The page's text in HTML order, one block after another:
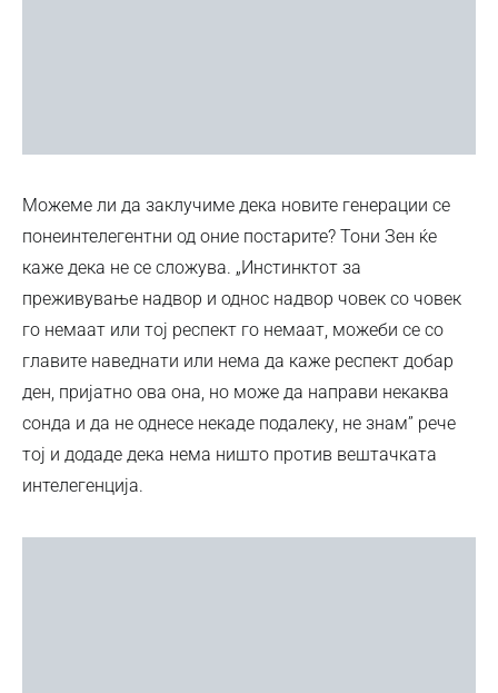
Можеме ли да заклучиме дека новите генерации се
понеинтелегентни од оние постарите? Тони Зен ќе
каже дека не се сложува. „Инстинктот за
преживување надвор и однос надвор човек со човек
го немаат или тој респект го немаат, можеби се со
главите наведнати или нема да каже респект добар
ден, пријатно ова она, но може да направи некаква
сонда и да не однесе некаде подалеку, не знам” рече
тој и додаде дека нема ништо против вештачката
интелегенција.